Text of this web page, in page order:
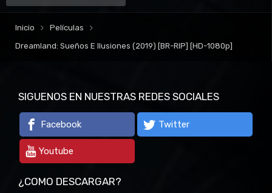
Inicio
Películas
Dreamland: Sueños E Ilusiones (2019) [BR-RIP] [HD-1080p]
SIGUENOS EN NUESTRAS REDES SOCIALES
Facebook Twitter
Youtube
¿COMO DESCARGAR?